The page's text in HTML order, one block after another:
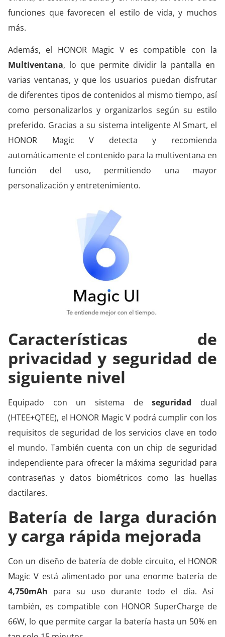
funciones que favorecen el estilo de vida, y muchos
más.
Además, el HONOR Magic V es compatible con la
Multiventana, lo que permite dividir la pantalla en
varias ventanas, y que los usuarios puedan disfrutar
de diferentes tipos de contenidos al mismo tiempo, así
como personalizarlos y organizarlos según su estilo
preferido. Gracias a su sistema inteligente Al Smart, el
HONOR Magic V detecta y recomienda
automáticamente el contenido para la multiventana en
función del uso, permitiendo una mayor
personalización y entretenimiento.
Características de
privacidad y seguridad de
siguiente nivel
Equipado con un sistema deseguridad dual
(HTEE+QTEE), el HONOR Magic V podrá cumplir con los
requisitos de seguridad de los servicios clave en todo
el mundo. También cuenta con un chip de seguridad
independiente para ofrecer la máxima seguridad para
contraseñas y datos biométricos como las huellas
dactilares.
Batería de larga duración
y carga rápida mejorada
Con un diseño de batería de doble circuito, el HONOR
Magic V está alimentado por una enorme batería de
4,750mAh para su uso durante todo el día. Así
también, es compatible con HONOR SuperCharge de
66W, lo que permite cargar la batería hasta un 50% en